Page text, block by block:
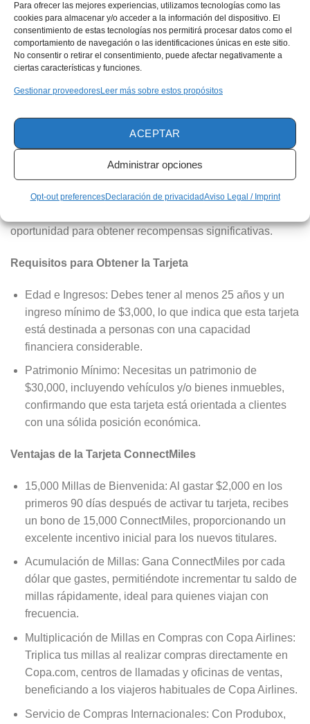
Para ofrecer las mejores experiencias, utilizamos tecnologías como las
cookies para almacenar y/o acceder a la información del dispositivo. El
consentimiento de estas tecnologías nos permitirá procesar datos como el
comportamiento de navegación o las identificaciones únicas en este sitio.
No consentir o retirar el consentimiento, puede afectar negativamente a
ciertas características y funciones.
Gestionar proveedoresLeer más sobre estos propósitos
ACEPTAR
Administrar opciones
Opt-out preferencesDeclaración de privacidadAviso Legal / Imprint
sin complicaciones
Personaliza su trayectoria financiera con préstamos
que se adaptan a ti
Entre nuestra amplia oferta de tarjetas de crédito, destaca
brindar una experiencia de lujo sin igual, apoyada por el
programa de
únicos. Esta tarjeta no solo proporciona acceso a
privilegios exclusivos, como asistencia en viajes y seguros
especializados, sino que también permite la acumulación
oportunidad para obtener recompensas significativas.
Requisitos para Obtener la Tarjeta
Edad e Ingresos: Debes tener al menos 25 años y un
ingreso mínimo de $3,000, lo que indica que esta tarjeta
está destinada a personas con una capacidad
financiera considerable.
Patrimonio Mínimo: Necesitas un patrimonio de
$30,000, incluyendo vehículos y/o bienes inmuebles,
confirmando que esta tarjeta está orientada a clientes
con una sólida posición económica.
Ventajas de la Tarjeta ConnectMiles
15,000 Millas de Bienvenida: Al gastar $2,000 en los
primeros 90 días después de activar tu tarjeta, recibes
un bono de 15,000 ConnectMiles, proporcionando un
excelente incentivo inicial para los nuevos titulares.
Acumulación de Millas: Gana ConnectMiles por cada
dólar que gastes, permitiéndote incrementar tu saldo de
millas rápidamente, ideal para quienes viajan con
frecuencia.
Multiplicación de Millas en Compras con Copa Airlines:
Triplica tus millas al realizar compras directamente en
Copa.com, centros de llamadas y oficinas de ventas,
beneficiando a los viajeros habituales de Copa Airlines.
Servicio de Compras Internacionales: Con Produbox,